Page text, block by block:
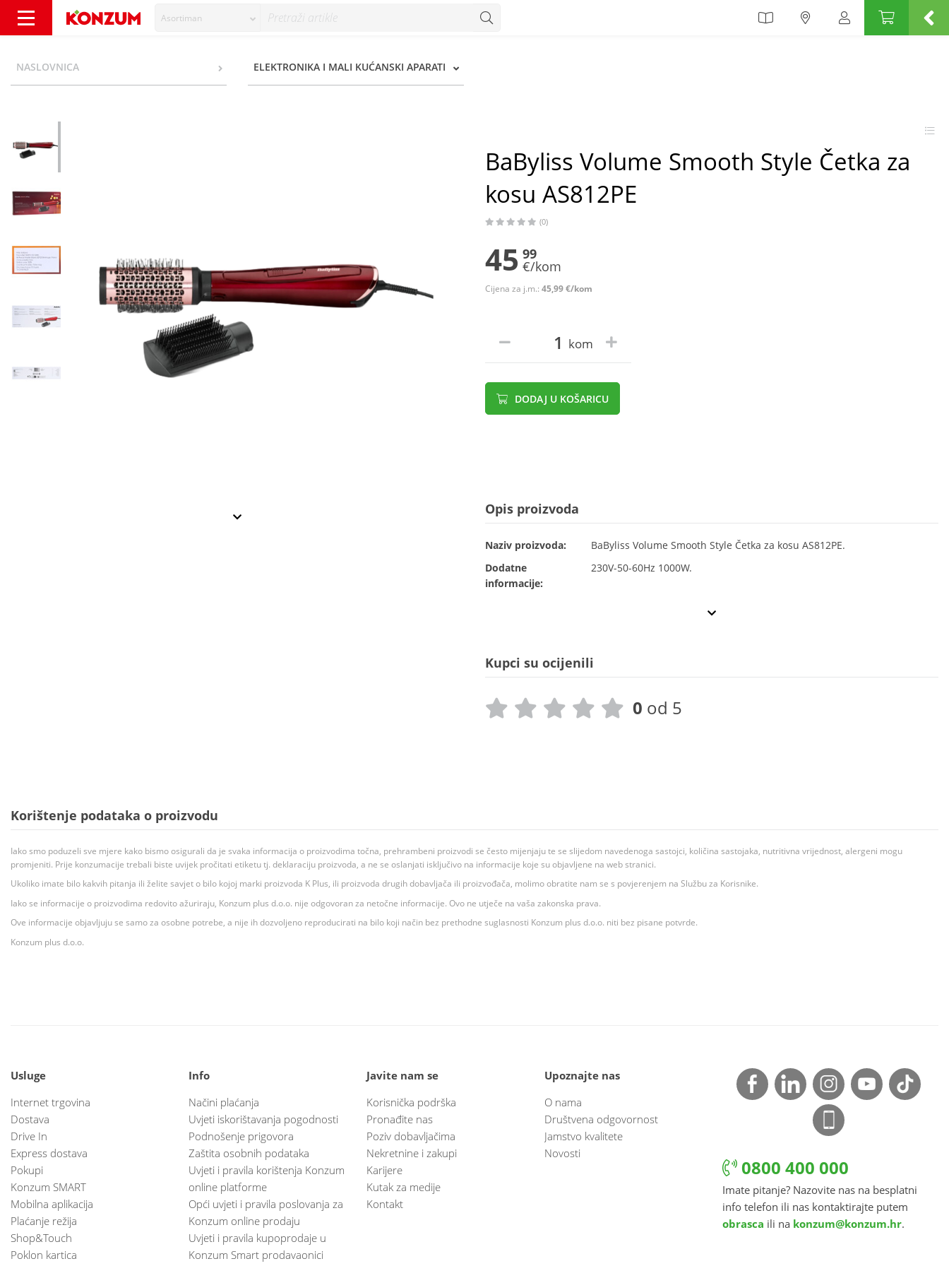
Asortiman
NASLOVNICA ELEKTRONIKA I MALI KUĆANSKI APARATI
BaByliss Volume Smooth Style Četka za
kosu AS812PE
(0)
45 99
€/kom
Cijena za j.m.: 45,99 €/kom
kom
DODAJ U KOŠARICU
Opis proizvoda
Naziv proizvoda:
BaByliss Volume Smooth Style Četka za kosu AS812PE.
Dodatne
informacije:
230V-50-60Hz 1000W.
Kupci su ocijenili
0 od 5
Korištenje podataka o proizvodu
Iako smo poduzeli sve mjere kako bismo osigurali da je svaka informacija o proizvodima točna, prehrambeni proizvodi se često mijenjaju te se slijedom navedenoga sastojci, količina sastojaka, nutritivna vrijednost, alergeni mogu
promjeniti. Prije konzumacije trebali biste uvijek pročitati etiketu tj. deklaraciju proizvoda, a ne se oslanjati isključivo na informacije koje su objavljene na web stranici.
Ukoliko imate bilo kakvih pitanja ili želite savjet o bilo kojoj marki proizvoda K Plus, ili proizvoda drugih dobavljača ili proizvođača, molimo obratite nam se s povjerenjem na Službu za Korisnike.
Iako se informacije o proizvodima redovito ažuriraju, Konzum plus d.o.o. nije odgovoran za netočne informacije. Ovo ne utječe na vaša zakonska prava.
Ove informacije objavljuju se samo za osobne potrebe, a nije ih dozvoljeno reproducirati na bilo koji način bez prethodne suglasnosti Konzum plus d.o.o. niti bez pisane potvrde.
Konzum plus d.o.o.
Usluge
Internet trgovina
Dostava
Drive In
Express dostava
Pokupi
Konzum SMART
Mobilna aplikacija
Plaćanje režija
Shop&Touch
Poklon kartica
Info
Načini plaćanja
Uvjeti iskorištavanja pogodnosti
Podnošenje prigovora
Zaštita osobnih podataka
Uvjeti i pravila korištenja Konzum
online platforme
Opći uvjeti i pravila poslovanja za
Konzum online prodaju
Uvjeti i pravila kupoprodaje u
Konzum Smart prodavaonici
Javite nam se
Korisnička podrška
Pronađite nas
Poziv dobavljačima
Nekretnine i zakupi
Karijere
Kutak za medije
Kontakt
Upoznajte nas
O nama
Društvena odgovornost
Jamstvo kvalitete
Novosti
0800 400 000
Imate pitanje? Nazovite nas na besplatni
info telefon ili nas kontaktirajte putem
obrasca ili na konzum@konzum.hr.